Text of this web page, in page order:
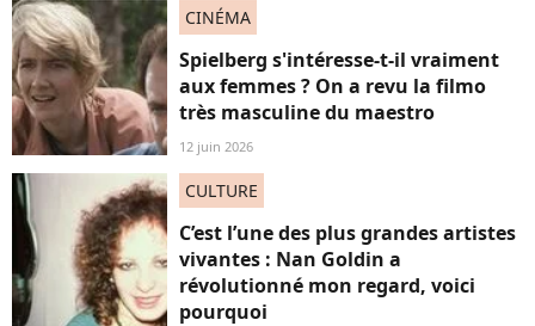
CINÉMA
Spielberg s'intéresse-t-il vraiment
aux femmes ? On a revu la filmo
très masculine du maestro
12 juin 2026
CULTURE
C’est l’une des plus grandes artistes
vivantes : Nan Goldin a
révolutionné mon regard, voici
pourquoi